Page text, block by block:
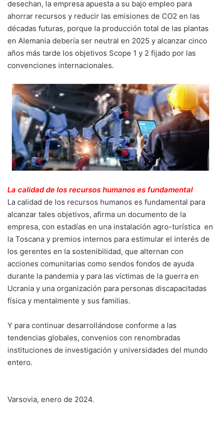
desechan, la empresa apuesta a su bajo empleo para
ahorrar recursos y reducir las emisiones de CO2 en las
décadas futuras, porque la producción total de las plantas
en Alemania debería ser neutral en 2025 y alcanzar cinco
años más tarde los objetivos Scope 1 y 2 fijado por las
convenciones internacionales.
La calidad de los recursos humanos es fundamental
La calidad de los recursos humanos es fundamental para
alcanzar tales objetivos, afirma un documento de la
empresa, con estadías en una instalación agro-turística en
la Toscana y premios internos para estimular el interés de
los gerentes en la sostenibilidad, que alternan con
acciones comunitarias como sendos fondos de ayuda
durante la pandemia y para las víctimas de la guerra en
Ucrania y una organización para personas discapacitadas
física y mentalmente y sus familias.
Y para continuar desarrollándose conforme a las
tendencias globales, convenios con renombradas
instituciones de investigación y universidades del mundo
entero.
Varsovia, enero de 2024.